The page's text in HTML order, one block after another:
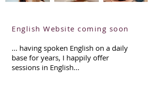
English Website coming soon
... having spoken English on a daily
base for years, I happily offer
sessions in English...